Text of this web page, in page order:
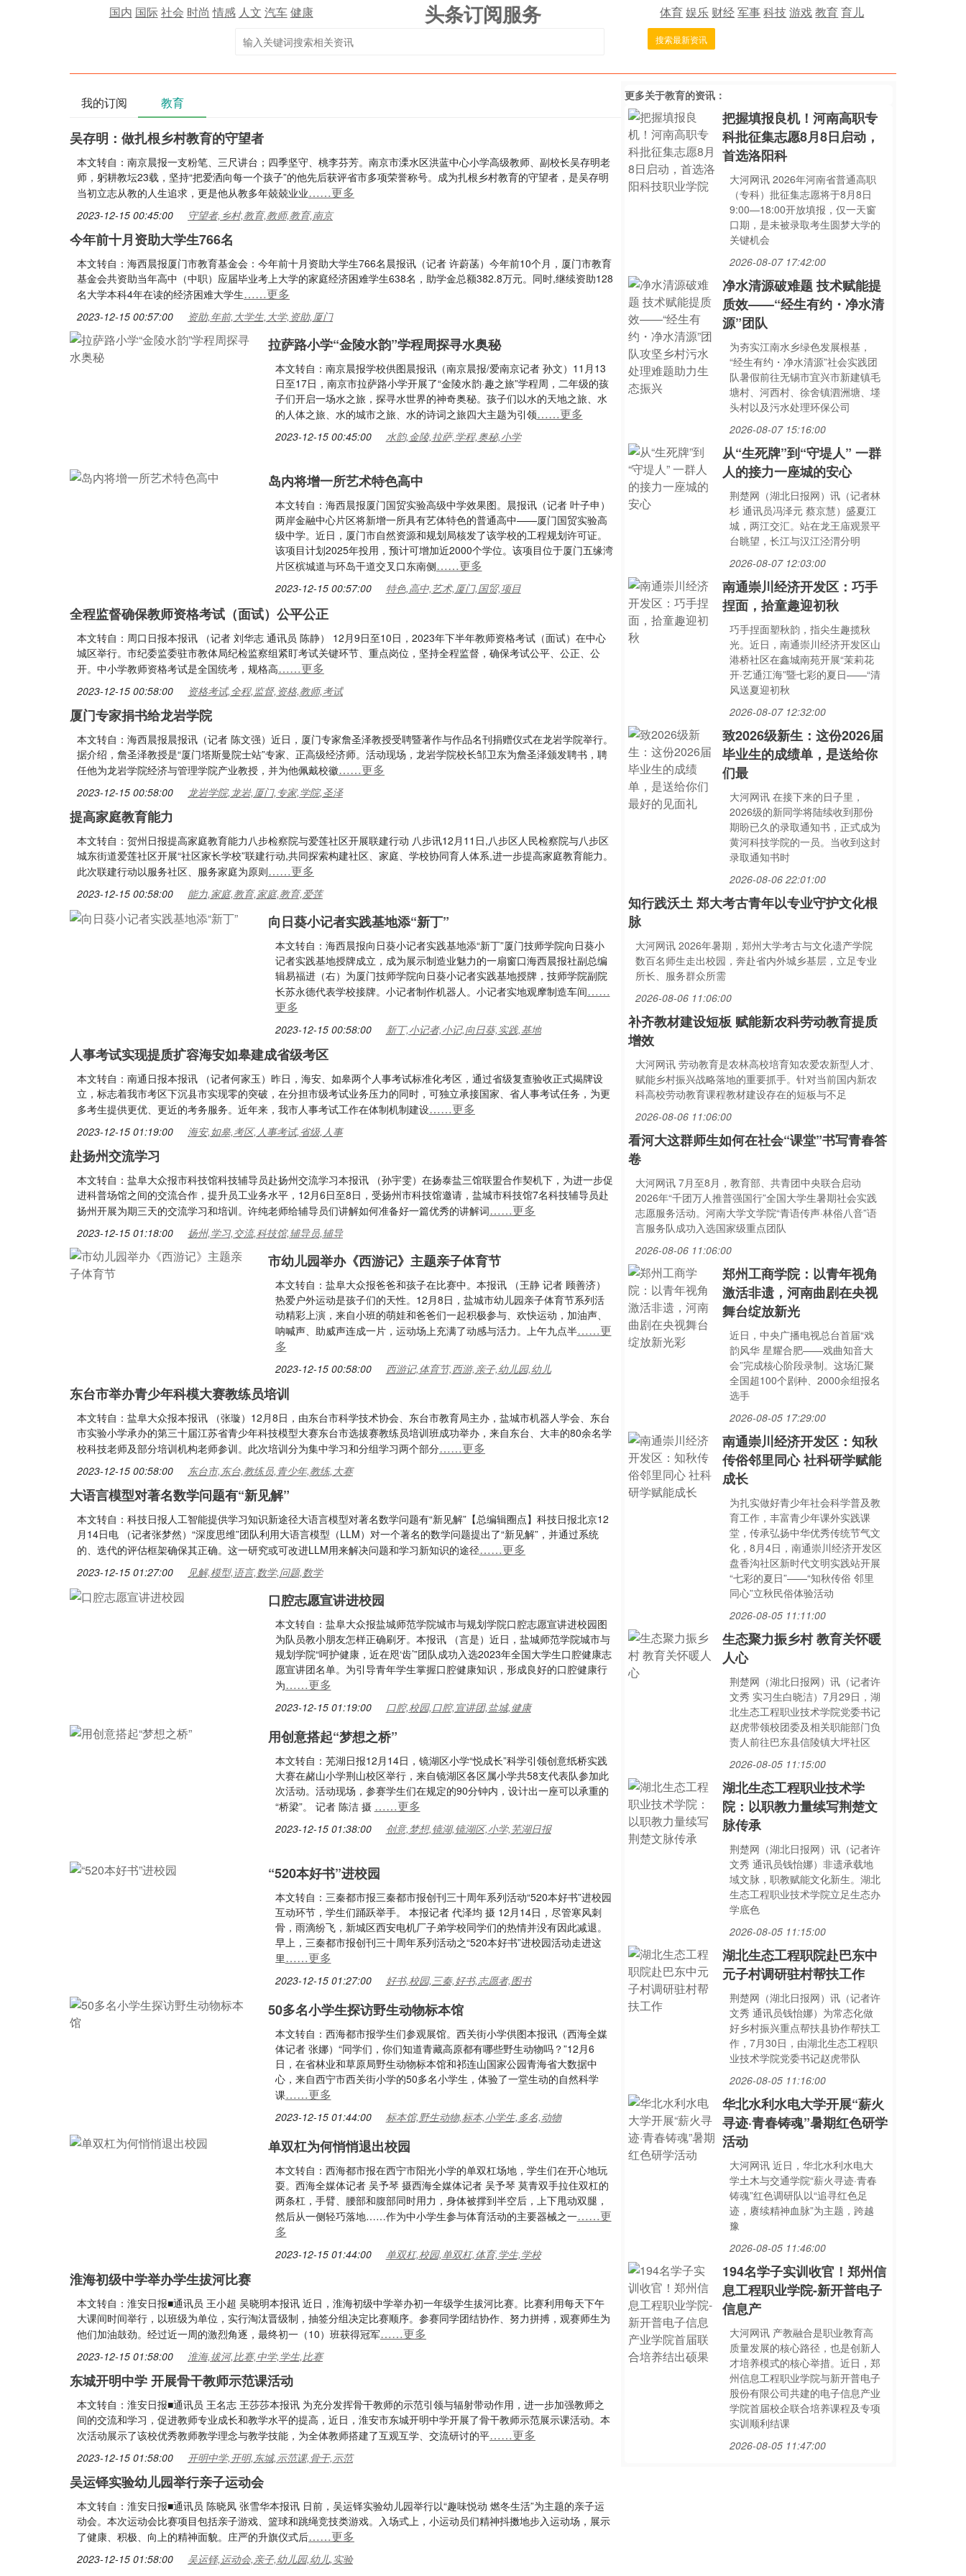
国内 国际社会 时尚 情感 人文 汽车健康 头条订阅服务 体育娱乐 财经军事科技游戏教育育儿
搜索最新资讯
我的订阅 教育
吴存明：做扎根乡村教育的守望者
本文转自：南京晨报一支粉笔、三尺讲台；四季坚守、桃李芬芳。南京市溧水区洪蓝中心小学高级教师、副校长吴存明老
师，躬耕教坛23载，坚持“把爱洒向每一个孩子”的他先后获评省市多项荣誉称号。成为扎根乡村教育的守望者，是吴存明
当初立志从教的人生追求，更是他从教多年兢兢业业……更多
2023-12-15 00:45:00 守望者,乡村,教育,教师,教育,南京
今年前十月资助大学生766名
本文转自：海西晨报厦门市教育基金会：今年前十月资助大学生766名晨报讯（记者 许蔚菡）今年前10个月，厦门市教育
基金会共资助当年高中（中职）应届毕业考上大学的家庭经济困难学生638名，助学金总额382.8万元。同时,继续资助128
名大学本科4年在读的经济困难大学生……更多
2023-12-15 00:57:00 资助,年前,大学生,大学,资助,厦门
拉萨路小学“金陵水韵”学程周探寻水奥秘
本文转自：南京晨报学校供图晨报讯（南京晨报/爱南京记者 孙文）11月13
日至17日，南京市拉萨路小学开展了“金陵水韵·趣之旅”学程周，二年级的孩
子们开启一场水之旅，探寻水世界的神奇奥秘。孩子们以水的天地之旅、水
的人体之旅、水的城市之旅、水的诗词之旅四大主题为引领……更多
2023-12-15 00:45:00 水韵,金陵,拉萨,学程,奥秘,小学
岛内将增一所艺术特色高中
本文转自：海西晨报厦门国贸实验高级中学效果图。晨报讯（记者 叶子申）
两岸金融中心片区将新增一所具有艺体特色的普通高中——厦门国贸实验高
级中学。近日，厦门市自然资源和规划局核发了该学校的工程规划许可证。
该项目计划2025年投用，预计可增加近2000个学位。该项目位于厦门五缘湾
片区槟城道与环岛干道交叉口东南侧……更多
2023-12-15 00:57:00 特色,高中,艺术,厦门,国贸,项目
全程监督确保教师资格考试（面试）公平公正
本文转自：周口日报本报讯 （记者 刘华志 通讯员 陈静） 12月9日至10日，2023年下半年教师资格考试（面试）在中心
城区举行。市纪委监委驻市教体局纪检监察组紧盯考试关键环节、重点岗位，坚持全程监督，确保考试公平、公正、公
开。中小学教师资格考试是全国统考，规格高……更多
2023-12-15 00:58:00 资格考试,全程,监督,资格,教师,考试
厦门专家捐书给龙岩学院
本文转自：海西晨报晨报讯（记者 陈文强）近日，厦门专家詹圣泽教授受聘暨著作与作品名刊捐赠仪式在龙岩学院举行。
据介绍，詹圣泽教授是“厦门塔斯曼院士站”专家、正高级经济师。活动现场，龙岩学院校长邹卫东为詹圣泽颁发聘书，聘
任他为龙岩学院经济与管理学院产业教授，并为他佩戴校徽……更多
2023-12-15 00:58:00 龙岩学院,龙岩,厦门,专家,学院,圣泽
提高家庭教育能力
本文转自：贺州日报提高家庭教育能力八步检察院与爱莲社区开展联建行动 八步讯12月11日,八步区人民检察院与八步区
城东街道爱莲社区开展“社区家长学校”联建行动,共同探索构建社区、家庭、学校协同育人体系,进一步提高家庭教育能力。
此次联建行动以服务社区、服务家庭为原则……更多
2023-12-15 00:58:00 能力,家庭,教育,家庭,教育,爱莲
向日葵小记者实践基地添“新丁”
本文转自：海西晨报向日葵小记者实践基地添“新丁”厦门技师学院向日葵小
记者实践基地授牌成立，成为展示制造业魅力的一扇窗口海西晨报社副总编
辑易福进（右）为厦门技师学院向日葵小记者实践基地授牌，技师学院副院
长苏永德代表学校接牌。小记者制作机器人。小记者实地观摩制造车间……
更多
2023-12-15 00:58:00 新丁,小记者,小记,向日葵,实践,基地
人事考试实现提质扩容海安如皋建成省级考区
本文转自：南通日报本报讯 （记者何家玉）昨日，海安、如皋两个人事考试标准化考区，通过省级复查验收正式揭牌设
立，标志着我市考区下沉县市实现零的突破，在分担市级考试业务压力的同时，可独立承接国家、省人事考试任务，为更
多考生提供更优、更近的考务服务。近年来，我市人事考试工作在体制机制建设……更多
2023-12-15 01:19:00 海安,如皋,考区,人事考试,省级,人事
赴扬州交流学习
本文转自：盐阜大众报市科技馆科技辅导员赴扬州交流学习本报讯 （孙宇雯）在扬泰盐三馆联盟合作契机下，为进一步促
进科普场馆之间的交流合作，提升员工业务水平，12月6日至8日，受扬州市科技馆邀请，盐城市科技馆7名科技辅导员赴
扬州开展为期三天的交流学习和培训。许纯老师给辅导员们讲解如何准备好一篇优秀的讲解词……更多
2023-12-15 01:18:00 扬州,学习,交流,科技馆,辅导员,辅导
市幼儿园举办《西游记》主题亲子体育节
本文转自：盐阜大众报爸爸和孩子在比赛中。本报讯 （王静 记者 顾善济）
热爱户外运动是孩子们的天性。12月8日，盐城市幼儿园亲子体育节系列活
动精彩上演，来自小班的萌娃和爸爸们一起积极参与、欢快运动，加油声、
呐喊声、助威声连成一片，运动场上充满了动感与活力。上午九点半……更
多
2023-12-15 00:58:00 西游记,体育节,西游,亲子,幼儿园,幼儿
东台市举办青少年科模大赛教练员培训
本文转自：盐阜大众报本报讯 （张璇）12月8日，由东台市科学技术协会、东台市教育局主办，盐城市机器人学会、东台
市实验小学承办的第三十届江苏省青少年科技模型大赛东台市选拔赛教练员培训班成功举办，来自东台、大丰的80余名学
校科技老师及部分培训机构老师参训。此次培训分为集中学习和分组学习两个部分……更多
2023-12-15 00:58:00 东台市,东台,教练员,青少年,教练,大赛
大语言模型对著名数学问题有“新见解”
本文转自：科技日报人工智能提供学习知识新途径大语言模型对著名数学问题有“新见解”【总编辑圈点】科技日报北京12
月14日电 （记者张梦然）“深度思维”团队利用大语言模型（LLM）对一个著名的数学问题提出了“新见解”，并通过系统
的、迭代的评估框架确保其正确。这一研究或可改进LLM用来解决问题和学习新知识的途径……更多
2023-12-15 01:27:00 见解,模型,语言,数学,问题,数学
口腔志愿宣讲进校园
本文转自：盐阜大众报盐城师范学院城市与规划学院口腔志愿宣讲进校园图
为队员教小朋友怎样正确刷牙。本报讯 （言是）近日，盐城师范学院城市与
规划学院“呵护健康，近在咫‘齿’”团队成功入选2023年全国大学生口腔健康志
愿宣讲团名单。为引导青年学生掌握口腔健康知识，形成良好的口腔健康行
为……更多
2023-12-15 01:19:00 口腔,校园,口腔,宣讲团,盐城,健康
用创意搭起“梦想之桥”
本文转自：芜湖日报12月14日，镜湖区小学“悦成长”科学引领创意纸桥实践
大赛在赭山小学荆山校区举行，来自镜湖区各区属小学共58支代表队参加此
次活动。活动现场，参赛学生们在规定的90分钟内，设计出一座可以承重的
“桥梁”。 记者 陈洁 摄 ……更多
2023-12-15 01:38:00 创意,梦想,镜湖,镜湖区,小学,芜湖日报
“520本好书”进校园
本文转自：三秦都市报三秦都市报创刊三十周年系列活动“520本好书”进校园
互动环节，学生们踊跃举手。 本报记者 代泽均 摄 12月14日，尽管寒风刺
骨，雨滴纷飞，新城区西安电机厂子弟学校同学们的热情并没有因此减退。
早上，三秦都市报创刊三十周年系列活动之“520本好书”进校园活动走进这
里……更多
2023-12-15 01:27:00 好书,校园,三秦,好书,志愿者,图书
50多名小学生探访野生动物标本馆
本文转自：西海都市报学生们参观展馆。西关街小学供图本报讯（西海全媒
体记者 张娜）“同学们，你们知道青藏高原都有哪些野生动物吗？”12月6
日，在省林业和草原局野生动物标本馆和祁连山国家公园青海省大数据中
心，来自西宁市西关街小学的50多名小学生，体验了一堂生动的自然科学
课……更多
2023-12-15 01:44:00 标本馆,野生动物,标本,小学生,多名,动物
单双杠为何悄悄退出校园
本文转自：西海都市报在西宁市阳光小学的单双杠场地，学生们在开心地玩
耍。西海全媒体记者 吴予琴 摄西海全媒体记者 吴予琴 莫青双手拉住双杠的
两条杠，手臂、腰部和腹部同时用力，身体被撑到半空后，上下甩动双腿，
然后从一侧轻巧落地……作为中小学生参与体育活动的主要器械之一……更
多
2023-12-15 01:44:00 单双杠,校园,单双杠,体育,学生,学校
淮海初级中学举办学生拔河比赛
本文转自：淮安日报■通讯员 王小超 吴晓明本报讯 近日，淮海初级中学举办初一年级学生拔河比赛。比赛利用每天下午
大课间时间举行，以班级为单位，实行淘汰晋级制，抽签分组决定比赛顺序。参赛同学团结协作、努力拼搏，观赛师生为
他们加油鼓劲。经过近一周的激烈角逐，最终初一（10）班获得冠军……更多
2023-12-15 01:58:00 淮海,拔河,比赛,中学,学生,比赛
东城开明中学 开展骨干教师示范课活动
本文转自：淮安日报■通讯员 王名志 王莎莎本报讯 为充分发挥骨干教师的示范引领与辐射带动作用，进一步加强教师之
间的交流和学习，促进教师专业成长和教学水平的提高，近日，淮安市东城开明中学开展了骨干教师示范展示课活动。本
次活动展示了该校优秀教师教学理念与教学技能，为全体教师搭建了互观互学、交流研讨的平……更多
2023-12-15 01:58:00 开明中学,开明,东城,示范课,骨干,示范
吴运铎实验幼儿园举行亲子运动会
本文转自：淮安日报■通讯员 陈晓凤 张雪华本报讯 日前，吴运铎实验幼儿园举行以“趣味悦动 燃冬生活”为主题的亲子运
动会。本次运动会比赛项目包括亲子游戏、篮球和跳绳竞技类游戏。入场式上，小运动员们精神抖擞地步入运动场，展示
了健康、积极、向上的精神面貌。庄严的升旗仪式后……更多
2023-12-15 01:58:00 吴运铎,运动会,亲子,幼儿园,幼儿,实验
更多关于教育的资讯：
把握填报良机！河南高职专
科批征集志愿8月8日启动，
首选洛阳科
大河网讯 2026年河南省普通高职
（专科）批征集志愿将于8月8日
9:00—18:00开放填报，仅一天窗
口期，是未被录取考生圆梦大学的
关键机会
2026-08-07 17:42:00
净水清源破难题 技术赋能提
质效——“经生有约・净水清
源”团队
为夯实江南水乡绿色发展根基，
“经生有约・净水清源”社会实践团
队暑假前往无锡市宜兴市新建镇毛
塘村、河西村、徐舍镇泗洲塘、堘
头村以及污水处理环保公司
2026-08-07 15:16:00
从“生死牌”到“守堤人” 一群
人的接力一座城的安心
荆楚网（湖北日报网）讯（记者林
杉 通讯员冯泽元 蔡京慧）盛夏江
城，两江交汇。站在龙王庙观景平
台眺望，长江与汉江泾渭分明
2026-08-07 12:03:00
南通崇川经济开发区：巧手
捏面，拾童趣迎初秋
巧手捏面塑秋韵，指尖生趣揽秋
光。近日，南通崇川经济开发区山
港桥社区在鑫城南苑开展“茉莉花
开·艺通江海”暨七彩的夏日——“清
风送夏迎初秋
2026-08-07 12:32:00
致2026级新生：这份2026届
毕业生的成绩单，是送给你
们最
大河网讯 在接下来的日子里，
2026级的新同学将陆续收到那份
期盼已久的录取通知书，正式成为
黄河科技学院的一员。当收到这封
录取通知书时
2026-08-06 22:01:00
知行践沃土 郑大考古青年以专业守护文化根
脉
大河网讯 2026年暑期，郑州大学考古与文化遗产学院
数百名师生走出校园，奔赴省内外城乡基层，立足专业
所长、服务群众所需
2026-08-06 11:06:00
补齐教材建设短板 赋能新农科劳动教育提质
增效
大河网讯 劳动教育是农林高校培育知农爱农新型人才、
赋能乡村振兴战略落地的重要抓手。针对当前国内新农
科高校劳动教育课程教材建设存在的短板与不足
2026-08-06 11:06:00
看河大这群师生如何在社会“课堂”书写青春答
卷
大河网讯 7月至8月，教育部、共青团中央联合启动
2026年“千团万人推普强国行”全国大学生暑期社会实践
志愿服务活动。河南大学文学院“青语传声·林俗八音”语
言服务队成功入选国家级重点团队
2026-08-06 11:06:00
郑州工商学院：以青年视角
激活非遗，河南曲剧在央视
舞台绽放新光
近日，中央广播电视总台首届“戏
韵风华 星耀合肥——戏曲知音大
会”完成核心阶段录制。这场汇聚
全国超100个剧种、2000余组报名
选手
2026-08-05 17:29:00
南通崇川经济开发区：知秋
传俗邻里同心 社科研学赋能
成长
为扎实做好青少年社会科学普及教
育工作，丰富青少年课外实践课
堂，传承弘扬中华优秀传统节气文
化，8月4日，南通崇川经济开发区
盘香沟社区新时代文明实践站开展
“七彩的夏日”——“知秋传俗 邻里
同心”立秋民俗体验活动
2026-08-05 11:11:00
生态聚力振乡村 教育关怀暖
人心
荆楚网（湖北日报网）讯（记者许
文秀 实习生白晓洁）7月29日，湖
北生态工程职业技术学院党委书记
赵虎带领校团委及相关职能部门负
责人前往巴东县信陵镇大坪社区
2026-08-05 11:15:00
湖北生态工程职业技术学
院：以职教力量续写荆楚文
脉传承
荆楚网（湖北日报网）讯（记者许
文秀 通讯员钱怡娜）非遗承载地
域文脉，职教赋能文化新生。湖北
生态工程职业技术学院立足生态办
学底色
2026-08-05 11:15:00
湖北生态工程职院赴巴东中
元子村调研驻村帮扶工作
荆楚网（湖北日报网）讯（记者许
文秀 通讯员钱怡娜）为常态化做
好乡村振兴重点帮扶县协作帮扶工
作，7月30日，由湖北生态工程职
业技术学院党委书记赵虎带队
2026-08-05 11:16:00
华北水利水电大学开展“薪火
寻迹·青春铸魂”暑期红色研学
活动
大河网讯 近日，华北水利水电大
学土木与交通学院“薪火寻迹·青春
铸魂”红色调研队以“追寻红色足
迹，赓续精神血脉”为主题，跨越
豫
2026-08-05 11:46:00
194名学子实训收官！郑州信
息工程职业学院-新开普电子
信息产
大河网讯 产教融合是职业教育高
质量发展的核心路径，也是创新人
才培养模式的核心举措。近日，郑
州信息工程职业学院与新开普电子
股份有限公司共建的电子信息产业
学院首届校企联合培养课程及专项
实训顺利结课
2026-08-05 11:47:00